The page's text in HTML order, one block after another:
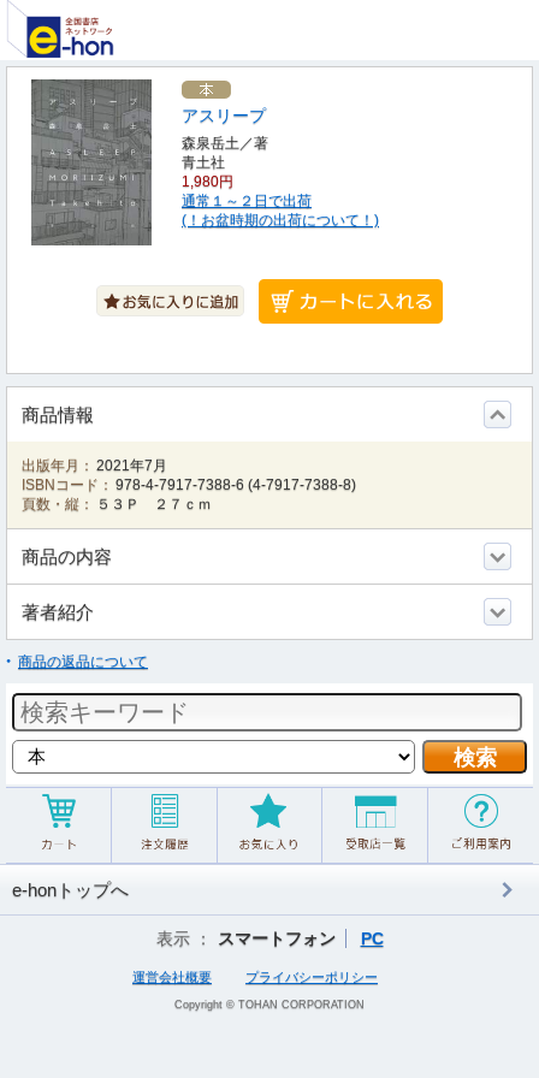
アスリープ
森泉岳土／著
青土社
1,980円
通常１～２日で出荷
(！お盆時期の出荷について！)
商品情報
出版年月： 2021年7月
ISBNコード： 978-4-7917-7388-6 (4-7917-7388-8)
頁数・縦：
５３Ｐ ２７ｃｍ
商品の内容
著者紹介
商品の返品について
e-honトップへ
表示 ： スマートフォン PC
運営会社概要 プライバシーポリシー
Copyright © TOHAN CORPORATION